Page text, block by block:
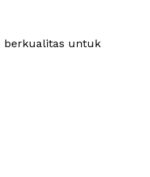
berkualitas untuk